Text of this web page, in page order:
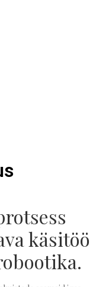
käsitöö